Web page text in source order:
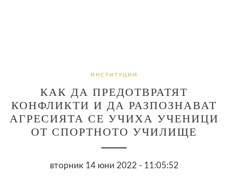
ИНСТИТУЦИИ
КАК ДА ПРЕДОТВРАТЯТ
КОНФЛИКТИ И ДА РАЗПОЗНАВАТ
АГРЕСИЯТА СЕ УЧИХА УЧЕНИЦИ
ОТ СПОРТНОТО УЧИЛИЩЕ
вторник 14 юни 2022 - 11:05:52